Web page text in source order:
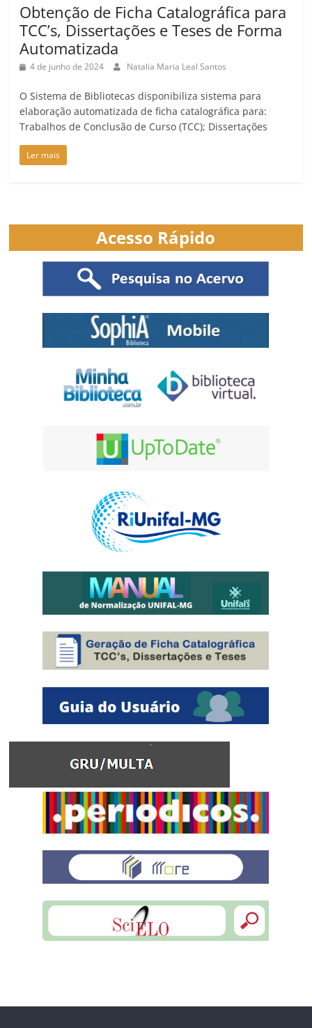
Obtenção de Ficha Catalográfica para
TCC’s, Dissertações e Teses de Forma
Automatizada
4 de junho de 2024 Natalia Maria Leal Santos
O Sistema de Bibliotecas disponibiliza sistema para
elaboração automatizada de ficha catalográfica para:
Trabalhos de Conclusão de Curso (TCC); Dissertações
Ler mais
Acesso Rápido